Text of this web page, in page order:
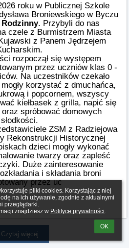
pliki cookies. Korzystając z niej
na ich używanie, zgodnie z aktualnymi
przeglądarki.
znajdziesz w Polityce prywatności.
OK
roku w Publicznej Szkole
Broniewskiego w Byczu
. Przybyli do nas
czele z Burmistrzem Miasta
z Panem Jędrzejem
rozpoczął się występem
przez uczniów klas 0 -
Na uczestników czekało
korzystać z dmuchańca,
i popcornem, wszyscy
kiełbasek z grilla, napić się
spróbować domowych
słodkości.
ZSM z Radziejowa
Rekonstrukcji Historycznej
dzieci mogły wykonać
twarzy oraz zapleść
Duże zainteresowanie
i składania broni
przez uc
Czytaj więcej